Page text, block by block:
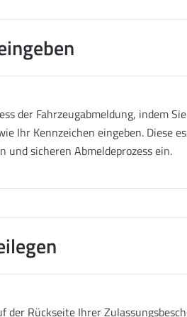
der Fahrzeugabmeldung, indem
Ihr Kennzeichen eingeben.
und sicheren Abmeldeprozess ein.
der Rückseite Ihrer